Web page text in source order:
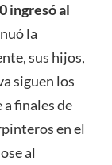
ingresó al
la
sus hijos,
siguen los
a finales de
en el
al